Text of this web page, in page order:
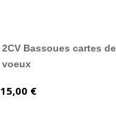
2CV Bassoues cartes de
voeux
Prix
15,00 €